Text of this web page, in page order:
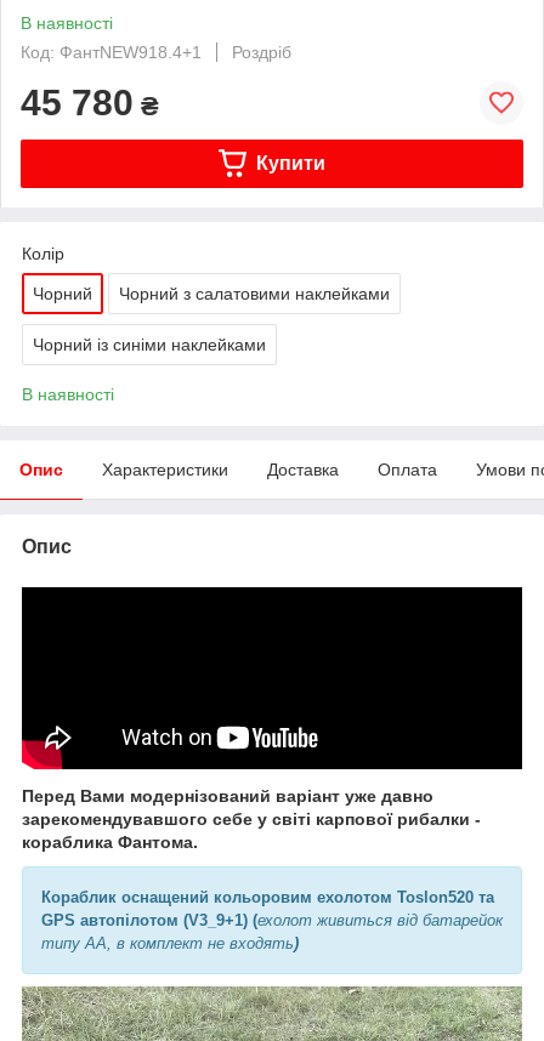
В наявності
Код: ФантNEW918.4+1
Роздріб
45 780 ₴
Купити
Колір
Чорний Чорний з салатовими наклейками
Чорний із синіми наклейками
В наявності
Опис Характеристики Доставка Оплата Умови
Опис
Перед Вами модернізований варіант уже давно
зарекомендувавшого себе у світі карпової рибалки -
кораблика Фантома.
Кораблик оснащений кольоровим ехолотом Toslon520 та
GPS автопілотом (V3_9+1) (ехолот живиться від батарейок
типу АА, в комплект не входять)